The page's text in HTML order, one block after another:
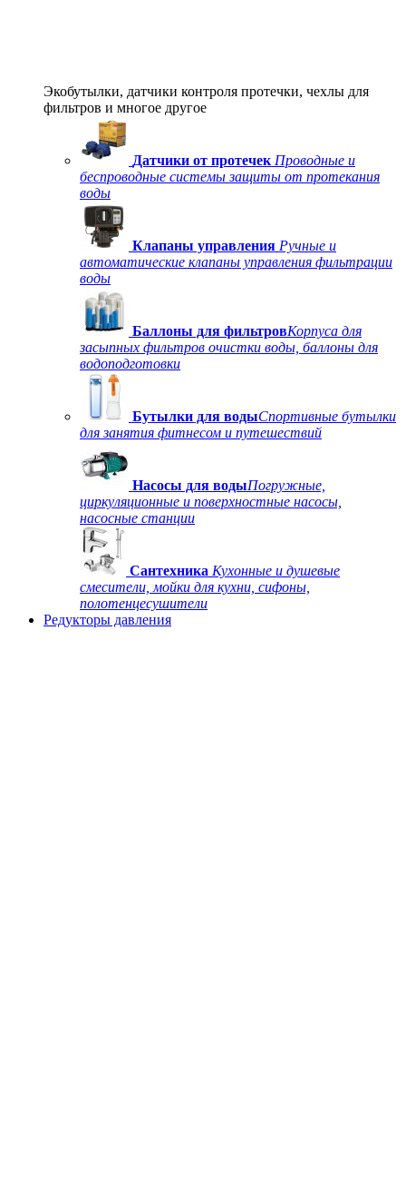
Экобутылки, датчики контроля протечки, чехлы для
фильтров и многое другое
Датчики от протечек Проводные и
беспроводные системы защиты от протекания
воды
Клапаны управления Ручные и
автоматические клапаны управления фильтрации
воды
Баллоны для фильтровКорпуса для
засыпных фильтров очистки воды, баллоны для
водоподготовки
Бутылки для водыСпортивные бутылки
для занятия фитнесом и путешествий
Насосы для водыПогружные,
циркуляционные и поверхностные насосы,
насосные станции
Сантехника Кухонные и душевые
смесители, мойки для кухни, сифоны,
полотенцесушители
Редукторы давления